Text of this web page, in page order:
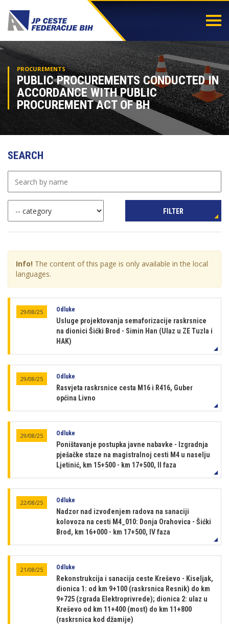
PROCUREMENTS
PUBLIC PROCUREMENTS CONDUCTED IN
ACCORDANCE WITH PUBLIC
PROCUREMENT ACT OF BH
SEARCH
FILTER
Info! The content of this page is only available in the local
languages.
29/08/25 Odluke
Usluge projektovanja semaforizacije raskrsnice
na dionici Šićki Brod - Simin Han (Ulaz u ZE Tuzla i
HAK)
29/08/25 Odluke
Rasvjeta raskrsnice cesta M16 i R416, Guber
općina Livno
29/08/25 Odluke
Poništavanje postupka javne nabavke - Izgradnja
pješačke staze na magistralnoj cesti M4 u naselju
Ljetinić, km 15+500 - km 17+500, II faza
22/08/25 Odluke
Nadzor nad izvođenjem radova na sanaciji
kolovoza na cesti M4_010: Donja Orahovica - Šićki
Brod, km 16+000 - km 17+500, IV faza
21/08/25 Odluke
Rekonstrukcija i sanacija ceste Kreševo - Kiseljak,
dionica 1: od km 9+100 (raskrsnica Resnik) do km
9+725 (zgrada Elektroprivrede); dionica 2: ulaz u
Kreševo od km 11+400 (most) do km 11+800
(raskrsnica kod džamije)